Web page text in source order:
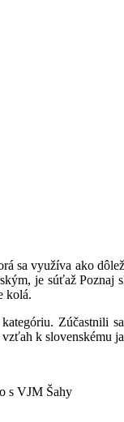
sa využíva ako
je súťaž Poznaj
kolá.
Zúčastnili
k slovenskému
s VJM Šahy